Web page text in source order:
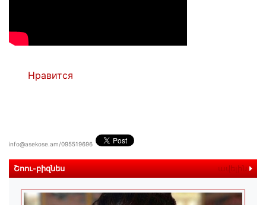
Нравится
info@asekose.am/095519696
Շոու-բիզնես ավելին